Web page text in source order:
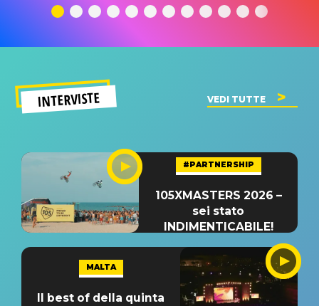
significato
del singolo
INTERVISTE VEDI TUTTE
#PARTNERSHIP
105XMASTERS 2026 –
sei stato
INDIMENTICABILE!
MALTA
Il best of della quinta